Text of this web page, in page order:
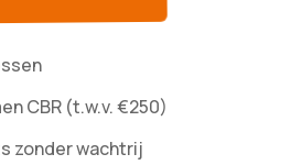
CBR (t.w.v. €250)
zonder wachtrij